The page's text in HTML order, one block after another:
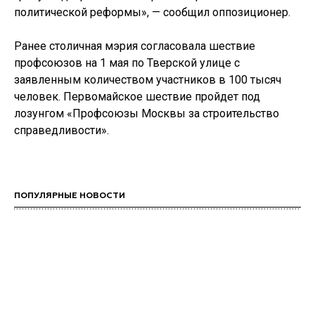
политической реформы», — сообщил оппозиционер.
Ранее столичная мэрия согласовала шествие
профсоюзов на 1 мая по Тверской улице с
заявленным количеством участников в 100 тысяч
человек. Первомайское шествие пройдет под
лозунгом «Профсоюзы Москвы за строительство
справедливости».
ПОПУЛЯРНЫЕ НОВОСТИ